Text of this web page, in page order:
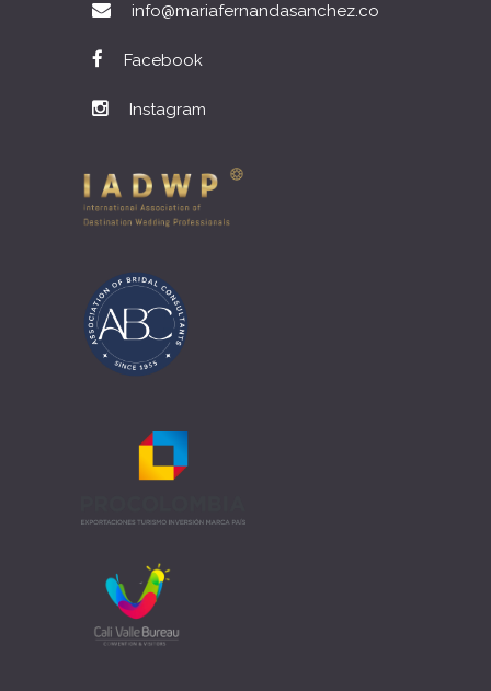
info@mariafernandasanchez.co
Facebook
Instagram